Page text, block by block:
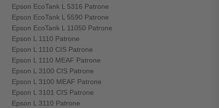
Epson EcoTank L 5316 Patrone
Epson EcoTank L 5590 Patrone
Epson EcoTank L 11050 Patrone
Epson L 1110 Patrone
Epson L 1110 CIS Patrone
Epson L 1110 MEAF Patrone
Epson L 3100 CIS Patrone
Epson L 3100 MEAF Patrone
Epson L 3101 CIS Patrone
Epson L 3110 Patrone